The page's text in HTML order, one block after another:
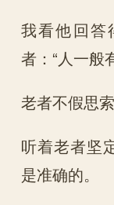
我看他回答
者：“人一般
老者不假思
听着老者坚
是准确的。